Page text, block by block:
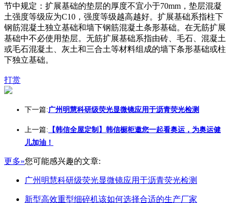
节中规定：扩展基础的垫层的厚度不宜小于70mm，垫层混凝
土强度等级应为C10，强度等级越高越好。扩展基础系指柱下
钢筋混凝土独立基础和墙下钢筋混凝土条形基础。在无筋扩展
基础中不必使用垫层。无筋扩展基础系指由砖、毛石、混凝土
或毛石混凝土、灰土和三合土等材料组成的墙下条形基础或柱
下独立基础。
打赏
下一篇:广州明慧科研级荧光显微镜应用于沥青荧光检测
上一篇: 【韩信全屋定制】韩信橱柜邀您一起看奥运，为奥运健
儿加油！
更多»您可能感兴趣的文章:
广州明慧科研级荧光显微镜应用于沥青荧光检测
新型高效重型细碎机该如何选择合适的生产厂家